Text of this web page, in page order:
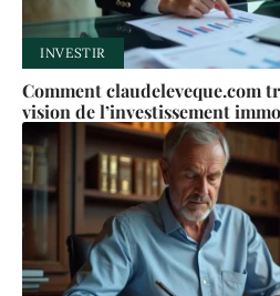
INVESTIR
Comment claudeleveque.com
vision de l’investissement